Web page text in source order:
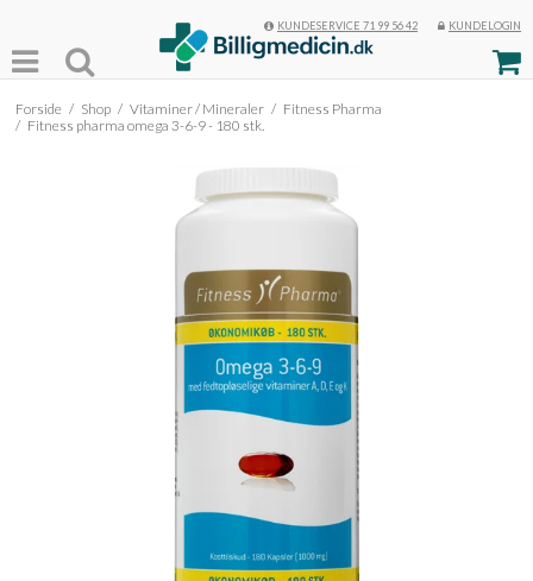
KUNDESERVICE 71 99 56 42 KUNDELOGIN
Forside / Shop / Vitaminer / Mineraler / Fitness Pharma
/ Fitness pharma omega 3-6-9 - 180 stk.